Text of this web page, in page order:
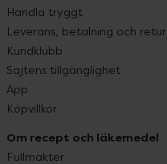
Handla tryggt
Leverans, betalning och retur
Kundklubb
Sajtens tillgänglighet
App
Köpvillkor
Om recept och läkemedel
Fullmakter